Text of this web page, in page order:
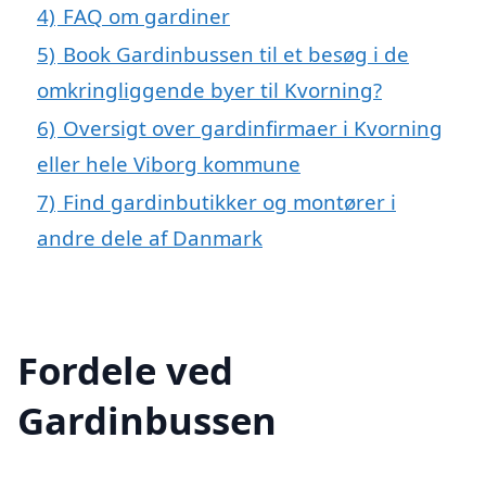
4) FAQ om gardiner
5) Book Gardinbussen til et besøg i de
omkringliggende byer til Kvorning?
6) Oversigt over gardinfirmaer i Kvorning
eller hele Viborg kommune
7) Find gardinbutikker og montører i
andre dele af Danmark
Fordele ved
Gardinbussen